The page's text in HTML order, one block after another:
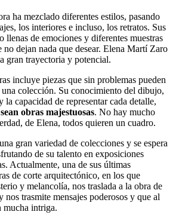
ha mezclado diferentes estilos, pasando
los interiores e incluso, los retratos. Sus
llenas de emociones y diferentes muestras
no dejan nada que desear. Elena Martí Zaro
gran trayectoria y potencial.
incluye piezas que sin problemas pueden
colección. Su conocimiento del dibujo,
la capacidad de representar cada detalle,
obras majestuosas. No hay mucho
de Elena, todos quieren un cuadro.
gran variedad de colecciones y se espera
de su talento en exposiciones
Actualmente, una de sus últimas
de corte arquitectónico, en los que
y melancolía, nos traslada a la obra de
nos trasmite mensajes poderosos y que al
mucha intriga.